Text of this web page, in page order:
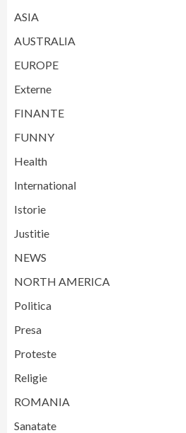
ASIA
AUSTRALIA
EUROPE
Externe
FINANTE
FUNNY
Health
International
Istorie
Justitie
NEWS
NORTH AMERICA
Politica
Presa
Proteste
Religie
ROMANIA
Sanatate